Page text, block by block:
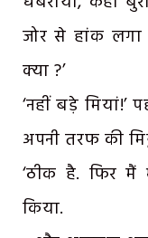
जोर से हांक
क्या ?’
‘नहीं बड़े मियां!’
अपनी तरफ की
‘ठीक है. फिर मैं
किया.